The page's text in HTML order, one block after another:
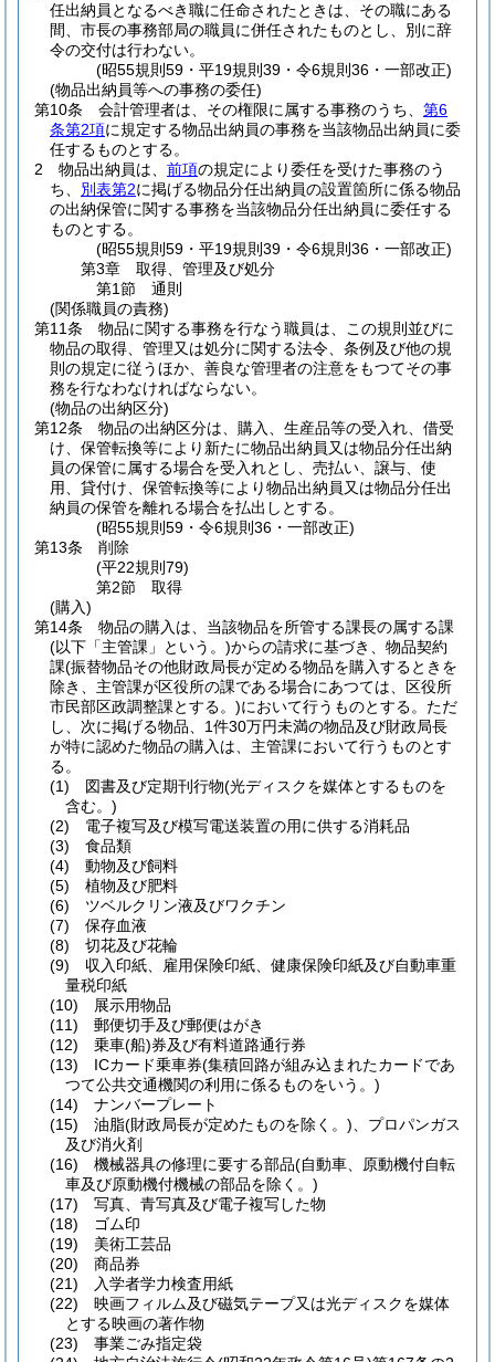
任出納員となるべき職に任命されたときは、その職にある
間、市長の事務部局の職員に併任されたものとし、別に辞
令の交付は行わない。
(昭55規則59・平19規則39・令6規則36・一部改正)
(物品出納員等への事務の委任)
第10条
会計管理者は、その権限に属する事務のうち、 第6
条第2項に規定する物品出納員の事務を当該物品出納員に委
任するものとする。
2
物品出納員は、 前項の規定により委任を受けた事務のう
ち、 別表第2に掲げる物品分任出納員の設置箇所に係る物品
の出納保管に関する事務を当該物品分任出納員に委任する
ものとする。
(昭55規則59・平19規則39・令6規則36・一部改正)
第3章
取得、管理及び処分
第1節
通則
(関係職員の責務)
第11条
物品に関する事務を行なう職員は、この規則並びに
物品の取得、管理又は処分に関する法令、条例及び他の規
則の規定に従うほか、善良な管理者の注意をもつてその事
務を行なわなければならない。
(物品の出納区分)
第12条
物品の出納区分は、購入、生産品等の受入れ、借受
け、保管転換等により新たに物品出納員又は物品分任出納
員の保管に属する場合を受入れとし、売払い、譲与、使
用、貸付け、保管転換等により物品出納員又は物品分任出
納員の保管を離れる場合を払出しとする。
(昭55規則59・令6規則36・一部改正)
第13条
削除
(平22規則79)
第2節
取得
(購入)
第14条
物品の購入は、当該物品を所管する課長の属する課
(以下「主管課」という。)からの請求に基づき、物品契約
課(振替物品その他財政局長が定める物品を購入するときを
除き、主管課が区役所の課である場合にあつては、区役所
市民部区政調整課とする。)において行うものとする。 ただ
し、次に掲げる物品、1件30万円未満の物品及び財政局長
が特に認めた物品の購入は、主管課において行うものとす
る。
(1)
図書及び定期刊行物(光ディスクを媒体とするものを
含む。)
(2)
電子複写及び模写電送装置の用に供する消耗品
(3)
食品類
(4)
動物及び飼料
(5)
植物及び肥料
(6)
ツベルクリン液及びワクチン
(7)
保存血液
(8)
切花及び花輪
(9)
収入印紙、雇用保険印紙、健康保険印紙及び自動車重
量税印紙
(10)
展示用物品
(11)
郵便切手及び郵便はがき
(12)
乗車(船)券及び有料道路通行券
(13)
ICカード乗車券(集積回路が組み込まれたカードであ
つて公共交通機関の利用に係るものをいう。)
(14)
ナンバープレート
(15)
油脂(財政局長が定めたものを除く。) 、プロパンガス
及び消火剤
(16)
機械器具の修理に要する部品(自動車、原動機付自転
車及び原動機付機械の部品を除く。)
(17)
写真、青写真及び電子複写した物
(18)
ゴム印
(19)
美術工芸品
(20)
商品券
(21)
入学者学力検査用紙
(22)
映画フィルム及び磁気テープ又は光ディスクを媒体
とする映画の著作物
(23)
事業ごみ指定袋